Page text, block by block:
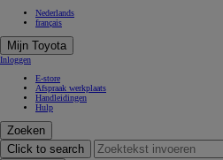
Nederlands
français
Mijn Toyota
Inloggen
E-store
Afspraak werkplaats
Handleidingen
Hulp
Zoeken
Click to search